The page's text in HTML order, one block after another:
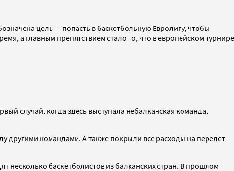
цель — попасть в баскетбольную Евролигу, чтобы
а главным препятствием стало то, что в европейском турнире
случай, когда здесь выступала небалканская команда,
командами. А также покрыли все расходы на перелет
несколько баскетболистов из балканских стран. В прошлом